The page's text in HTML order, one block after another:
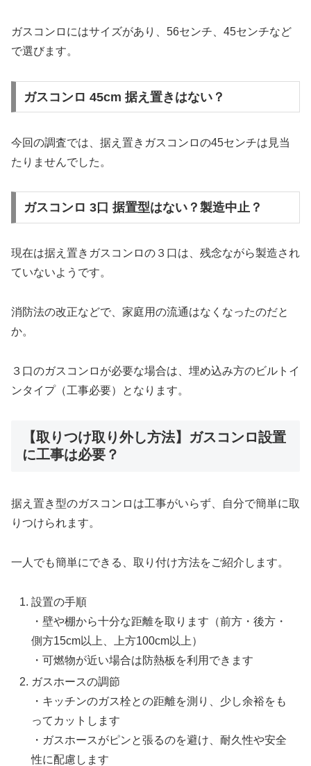
ガスコンロにはサイズがあり、56センチ、45センチなど
で選びます。
ガスコンロ 45cm 据え置きはない？
今回の調査では、据え置きガスコンロの45センチは見当
たりませんでした。
ガスコンロ 3口 据置型はない？製造中止？
現在は据え置きガスコンロの３口は、残念ながら製造され
ていないようです。
消防法の改正などで、家庭用の流通はなくなったのだと
か。
３口のガスコンロが必要な場合は、埋め込み方のビルトイ
ンタイプ（工事必要）となります。
【取りつけ取り外し方法】ガスコンロ設置
に工事は必要？
据え置き型のガスコンロは工事がいらず、自分で簡単に取
りつけられます。
一人でも簡単にできる、取り付け方法をご紹介します。
設置の手順
・壁や棚から十分な距離を取ります（前方・後方・
側方15cm以上、上方100cm以上）
・可燃物が近い場合は防熱板を利用できます
ガスホースの調節
・キッチンのガス栓との距離を測り、少し余裕をも
ってカットします
・ガスホースがピンと張るのを避け、耐久性や安全
性に配慮します